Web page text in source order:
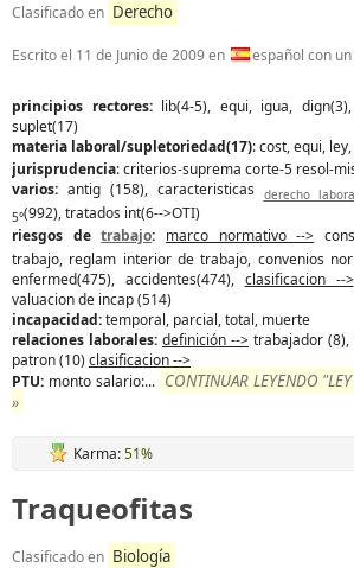
Clasificado en Derecho
Escrito el 11 de Junio de 2009en español con
principios rectores: lib(4-5), equi, igua,
suplet(17)
materia laboral/supletoriedad(17): cost, equi,
jurisprudencia: criterios-suprema corte-5 resol-
varios: antig (158), caracteristicas derecho
5°(992), tratados int(6-->OTI)
riesgos detrabajo: marco normativo -->
trabajo, reglam interior de trabajo, convenios
enfermed(475), accidentes(474), clasificacion -->
valuacion de incap (514)
incapacidad:temporal, parcial, total, muerte
relaciones laborales: definición --> trabajador
patron (10) clasificacion -->
PTU: monto salario:... CONTINUAR LEYENDO
»
Karma:51%
Traqueofitas
Clasificado en Biología